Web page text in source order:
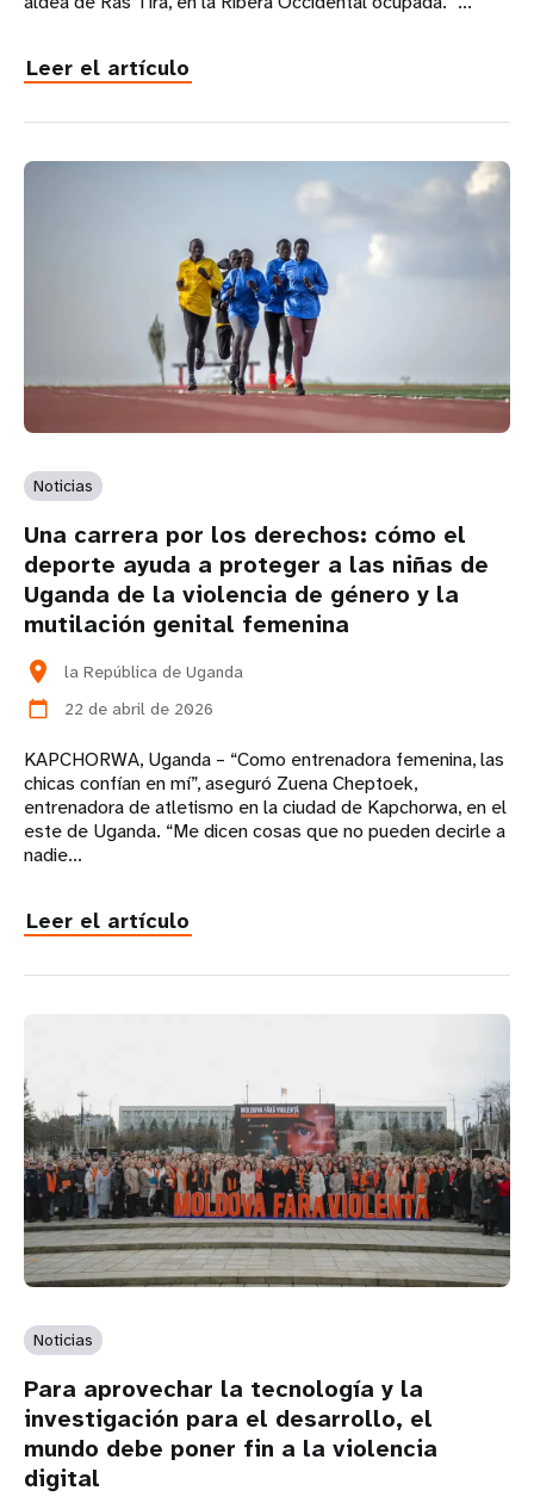
Leer el artículo
Noticias
Una carrera por los derechos: cómo el
deporte ayuda a proteger a las niñas de
Uganda de la violencia de género y la
mutilación genital femenina
location_on
la República de Uganda
calendar_today
22 de abril de 2026
KAPCHORWA, Uganda – “Como entrenadora femenina, las
chicas confían en mí”, aseguró Zuena Cheptoek,
entrenadora de atletismo en la ciudad de Kapchorwa, en el
este de Uganda. “Me dicen cosas que no pueden decirle a
nadie...
Leer el artículo
Noticias
Para aprovechar la tecnología y la
investigación para el desarrollo, el
mundo debe poner fin a la violencia
digital